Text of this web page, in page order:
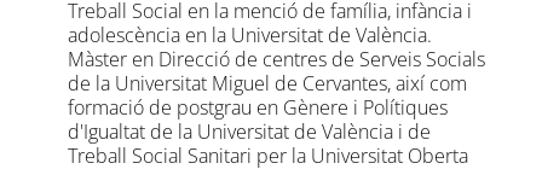
Treball Social en la menció de família, infància i
adolescència en la Universitat de València.
Màster en Direcció de centres de Serveis Socials
de la Universitat Miguel de Cervantes, així com
formació de postgrau en Gènere i Polítiques
d'Igualtat de la Universitat de València i de
Treball Social Sanitari per la Universitat Oberta